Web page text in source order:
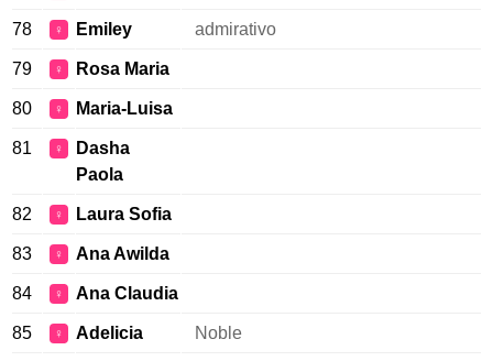
78 ♀ Emiley admirativo
79 ♀ Rosa Maria
80 ♀ Maria-Luisa
81 ♀
Dasha
Paola
82 ♀ Laura Sofia
83 ♀ Ana Awilda
84 ♀ Ana Claudia
85 ♀ Adelicia Noble